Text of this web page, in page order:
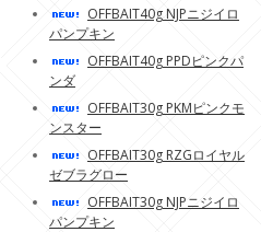
OFFBAIT40g NJPニジイロ
パンプキン
OFFBAIT40g PPDピンクパ
ンダ
OFFBAIT30g PKMピンクモ
ンスター
OFFBAIT30g RZGロイヤル
ゼブラグロー
OFFBAIT30g NJPニジイロ
パンプキン